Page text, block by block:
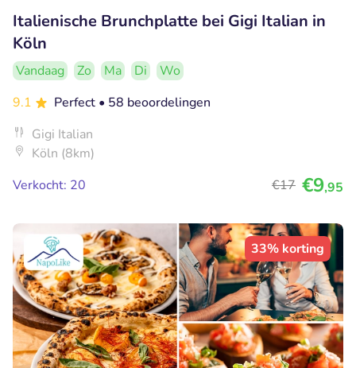
Italienische Brunchplatte bei Gigi Italian in
Köln
Vandaag Zo Ma Di
Wo
9.1
Perfect • 58 beoordelingen
Gigi Italian
Köln (8km)
Verkocht: 20
€17 €9,95
33% korting